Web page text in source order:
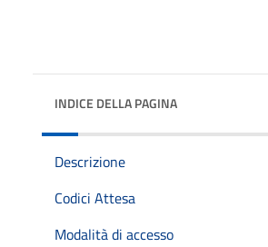
INDICE DELLA PAGINA
Descrizione
Codici Attesa
Modalità di accesso